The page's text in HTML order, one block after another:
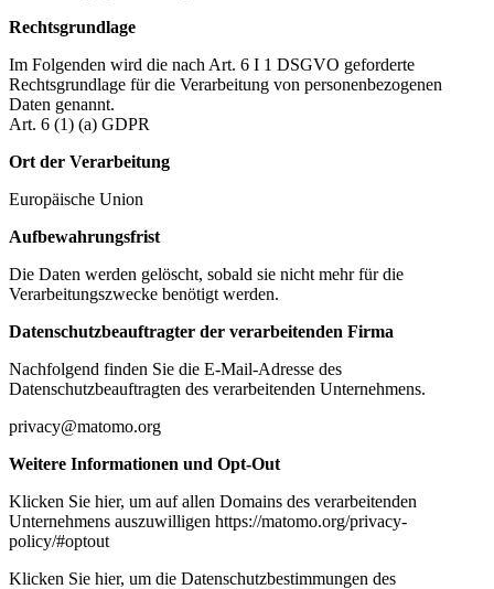
Rechtsgrundlage
Im Folgenden wird die nach Art. 6 I 1 DSGVO geforderte
Rechtsgrundlage für die Verarbeitung von personenbezogenen
Daten genannt.
Art. 6 (1) (a) GDPR
Ort der Verarbeitung
Europäische Union
Aufbewahrungsfrist
Die Daten werden gelöscht, sobald sie nicht mehr für die
Verarbeitungszwecke benötigt werden.
Datenschutzbeauftragter der verarbeitenden Firma
Nachfolgend finden Sie die E-Mail-Adresse des
Datenschutzbeauftragten des verarbeitenden Unternehmens.
privacy@matomo.org
Weitere Informationen und Opt-Out
Klicken Sie hier, um auf allen Domains des verarbeitenden
Unternehmens auszuwilligen https://matomo.org/privacy-
policy/#optout
Klicken Sie hier, um die Datenschutzbestimmungen des